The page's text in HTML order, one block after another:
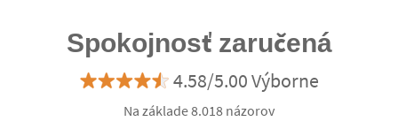
Spokojnosť zaručená
4.58/5.00 Výborne
Na základe 8.018 názorov